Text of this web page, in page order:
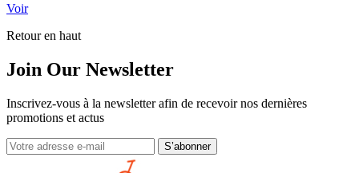
Voir
Retour en haut
Join Our Newsletter
Inscrivez-vous à la newsletter afin de recevoir nos dernières
promotions et actus